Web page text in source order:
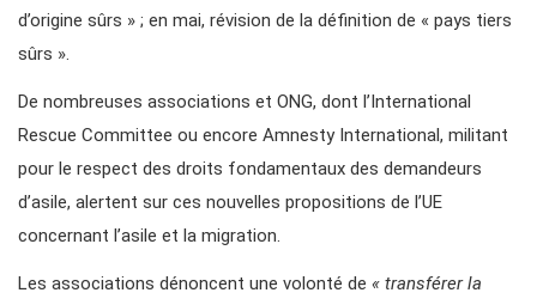
d’origine sûrs » ; en mai, révision de la définition de « pays tiers
sûrs ».
De nombreuses associations et ONG, dont l’International
Rescue Committee ou encore Amnesty International, militant
pour le respect des droits fondamentaux des demandeurs
d’asile, alertent sur ces nouvelles propositions de l’UE
concernant l’asile et la migration.
Les associations dénoncent une volonté de « transférer la